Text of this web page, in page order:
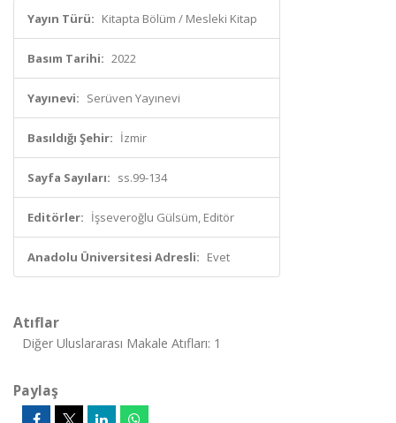
Yayın Türü: Kitapta Bölüm / Mesleki Kitap
Basım Tarihi: 2022
Yayınevi: Serüven Yayınevi
Basıldığı Şehir: İzmir
Sayfa Sayıları: ss.99-134
Editörler: İşseveroğlu Gülsüm, Editör
Anadolu Üniversitesi Adresli: Evet
Atıflar
Diğer Uluslararası Makale Atıfları: 1
Paylaş